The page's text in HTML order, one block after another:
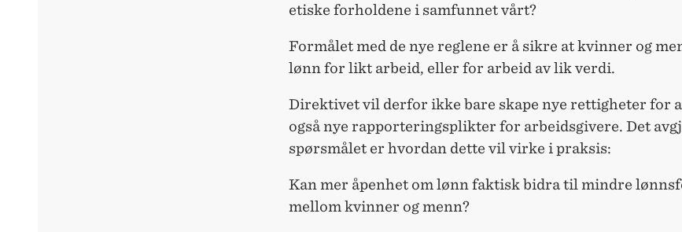
etiske forholdene i samfunnet vårt?
Formålet med de nye reglene er å sikre at kvinner og
lønn for likt arbeid, eller for arbeid av lik verdi.
Direktivet vil derfor ikke bare skape nye rettigheter for
også nye rapporteringsplikter for arbeidsgivere. Det
spørsmålet er hvordan dette vil virke i praksis:
Kan mer åpenhet om lønn faktisk bidra til mindre
mellom kvinner og menn?